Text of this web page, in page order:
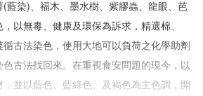
藍染)、福木、墨水樹、紫膠蟲、龍眼、芭
以無毒、健康及環保為訴求，精選棉、
古法染色，使用大地可以負荷之化學助劑
古法找回來。在重視食安問題的現今，以
並以藍色、藍綠色、及褐色為主色調，開